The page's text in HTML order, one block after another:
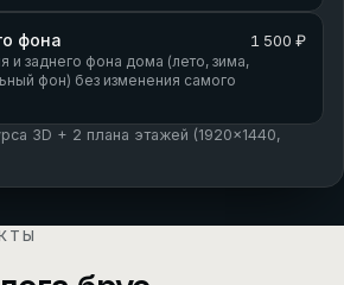
фона 1 500 ₽
и заднего фона дома (лето, зима,
фон) без изменения самого
3D + 2 плана этажей (1920×1440,